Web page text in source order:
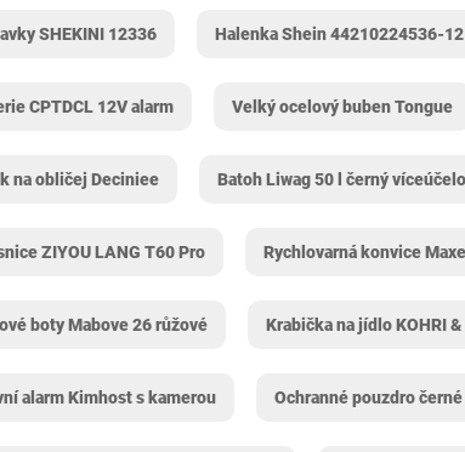
SHEKINI 12336 Halenka Shein 44210224536-
‎CPTDCL 12V alarm Velký ocelový buben Tongue
na obličej Deciniee Batoh Liwag 50 l černý
ZIYOU LANG T60 Pro Rychlovarná konvice
boty Mabove 26 růžové Krabička na jídlo KOHRI
alarm Kimhost s kamerou Ochranné pouzdro černé